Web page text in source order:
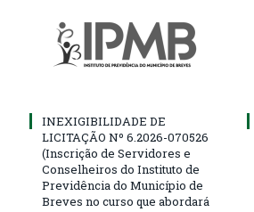
INEXIGIBILIDADE DE
LICITAÇÃO Nº 6.2026-070526
(Inscrição de Servidores e
Conselheiros do Instituto de
Previdência do Município de
Breves no curso que abordará